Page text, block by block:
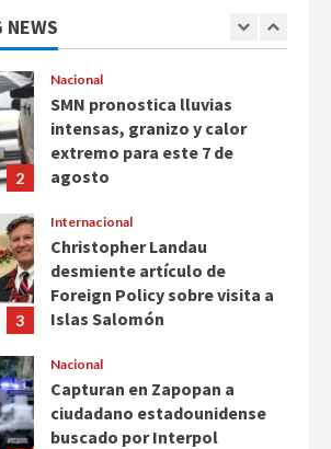
NEWS
1
Caliente
2
Nacional
SMN pronostica lluvias
intensas, granizo y calor
extremo para este 7 de
agosto
3
Internacional
Christopher Landau
desmiente artículo de
Foreign Policy sobre visita a
Islas Salomón
Nacional
Capturan en Zapopan a
ciudadano estadounidense
buscado por Interpol